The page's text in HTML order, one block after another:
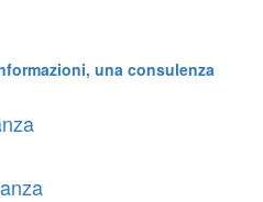
una consulenza